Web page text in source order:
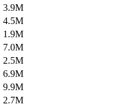
3.9M
4.5M
1.9M
7.0M
2.5M
6.9M
9.9M
2.7M